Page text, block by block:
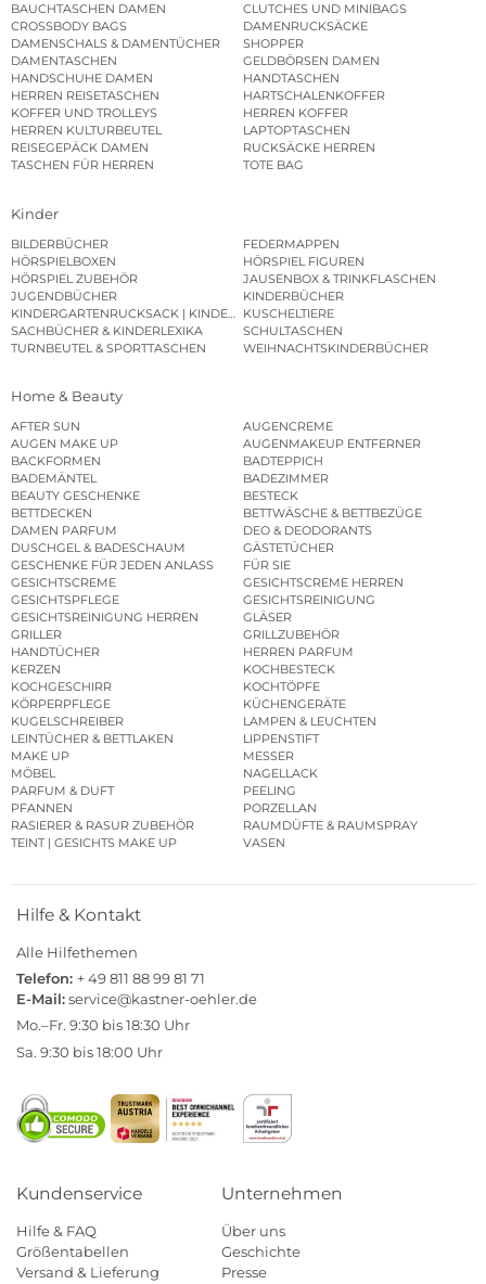
BAUCHTASCHEN DAMEN
CLUTCHES UND MINIBAGS
CROSSBODY BAGS
DAMENRUCKSÄCKE
DAMENSCHALS & DAMENTÜCHER
SHOPPER
DAMENTASCHEN
GELDBÖRSEN DAMEN
HANDSCHUHE DAMEN
HANDTASCHEN
HERREN REISETASCHEN
HARTSCHALENKOFFER
KOFFER UND TROLLEYS
HERREN KOFFER
HERREN KULTURBEUTEL
LAPTOPTASCHEN
REISEGEPÄCK DAMEN
RUCKSÄCKE HERREN
TASCHEN FÜR HERREN
TOTE BAG
Kinder
BILDERBÜCHER
FEDERMAPPEN
HÖRSPIELBOXEN
HÖRSPIEL FIGUREN
HÖRSPIEL ZUBEHÖR
JAUSENBOX & TRINKFLASCHEN
JUGENDBÜCHER
KINDERBÜCHER
KINDERGARTENRUCKSACK | KINDERGARTENBEUTEL
KUSCHELTIERE
SACHBÜCHER & KINDERLEXIKA
SCHULTASCHEN
TURNBEUTEL & SPORTTASCHEN
WEIHNACHTSKINDERBÜCHER
Home & Beauty
AFTER SUN
AUGENCREME
AUGEN MAKE UP
AUGENMAKEUP ENTFERNER
BACKFORMEN
BADTEPPICH
BADEMÄNTEL
BADEZIMMER
BEAUTY GESCHENKE
BESTECK
BETTDECKEN
BETTWÄSCHE & BETTBEZÜGE
DAMEN PARFUM
DEO & DEODORANTS
DUSCHGEL & BADESCHAUM
GÄSTETÜCHER
GESCHENKE FÜR JEDEN ANLASS
FÜR SIE
GESICHTSCREME
GESICHTSCREME HERREN
GESICHTSPFLEGE
GESICHTSREINIGUNG
GESICHTSREINIGUNG HERREN
GLÄSER
GRILLER
GRILLZUBEHÖR
HANDTÜCHER
HERREN PARFUM
KERZEN
KOCHBESTECK
KOCHGESCHIRR
KOCHTÖPFE
KÖRPERPFLEGE
KÜCHENGERÄTE
KUGELSCHREIBER
LAMPEN & LEUCHTEN
LEINTÜCHER & BETTLAKEN
LIPPENSTIFT
MAKE UP
MESSER
MÖBEL
NAGELLACK
PARFUM & DUFT
PEELING
PFANNEN
PORZELLAN
RASIERER & RASUR ZUBEHÖR
RAUMDÜFTE & RAUMSPRAY
TEINT | GESICHTS MAKE UP
VASEN
Hilfe & Kontakt
Alle Hilfethemen
Telefon: + 49 811 88 99 81 71
E-Mail:service@kastner-oehler.de
Mo.–Fr. 9:30 bis 18:30 Uhr
Sa. 9:30 bis 18:00 Uhr
Kundenservice
Hilfe & FAQ
Größentabellen
Versand & Lieferung
Unternehmen
Über uns
Geschichte
Presse